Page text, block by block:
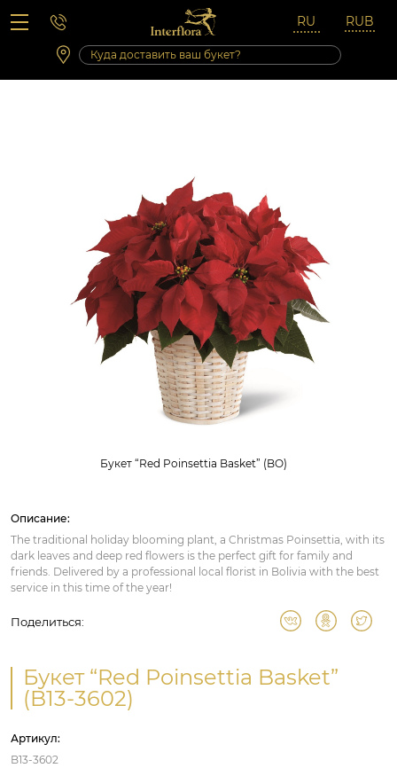
Вопросы-ответы
Сб 10:00 ‐ 14:00
Выходные и праздничные дни
Букет “Red Poinsettia Basket” (BO)
Описание:
The traditional holiday blooming plant, a Christmas Poinsettia, with its
dark leaves and deep red flowers is the perfect gift for family and
friends. Delivered by a professional local florist in Bolivia with the best
service in this time of the year!
Поделиться:
Букет “Red Poinsettia Basket”
(B13-3602)
Артикул:
B13-3602